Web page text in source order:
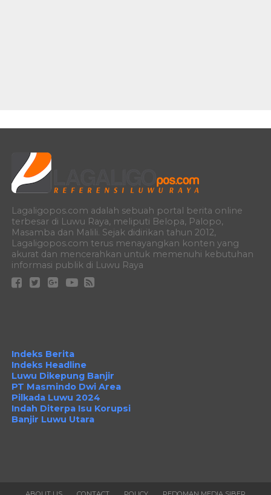
Lagaligopos.com adalah sebuah portal berita online
terbesar di Luwu Raya, meliputi Belopa, Palopo,
Masamba dan Malili. Sejak didirikan tahun 2012,
Lagaligopos.com terus menayangkan konten yang
akurat dan mencerahkan untuk memenuhi kebutuhan
informasi publik di Luwu Raya
Indeks Berita
Indeks Headline
Luwu Dikepung Banjir
PT Masmindo Dwi Area
Pilkada Luwu 2024
Indah Diterpa Isu Korupsi
Banjir Luwu Utara